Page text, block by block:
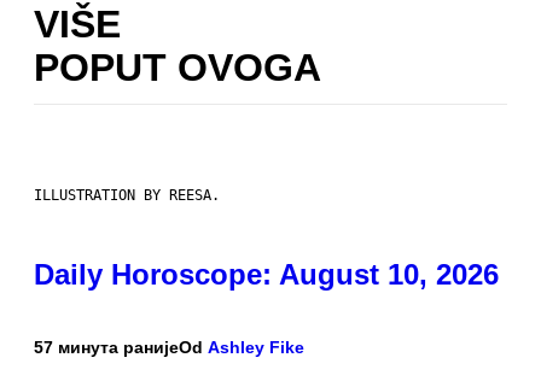
VIŠE
POPUT OVOGA
ILLUSTRATION BY REESA.
Daily Horoscope: August 10, 2026
57 минута ранијеOd Ashley Fike